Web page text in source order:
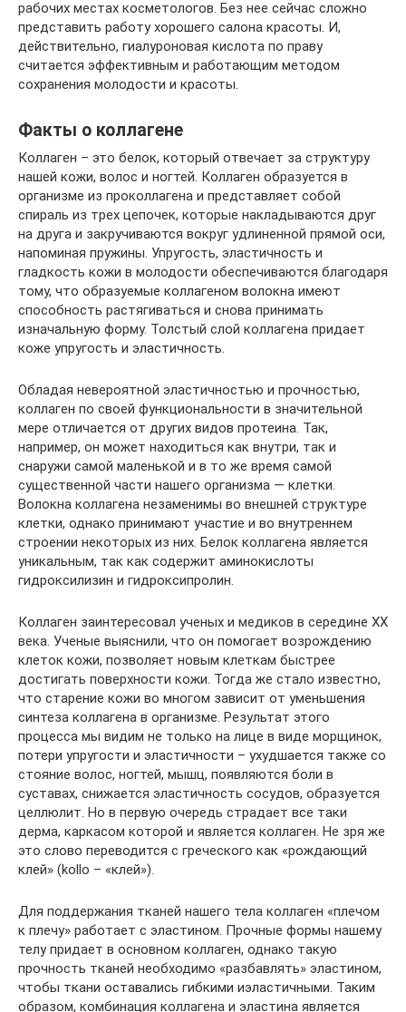
рабочих местах косметологов. Без нее сейчас сложно
представить работу хорошего салона красоты. И,
действительно, гиалуроновая кислота по праву
считается эффективным и работающим методом
сохранения молодости и красоты.
Факты о коллагене
Коллаген – это белок, который отвечает за структуру
нашей кожи, волос и ногтей. Коллаген образуется в
организме из проколлагена и представляет собой
спираль из трех цепочек, которые накладываются друг
на друга и закручиваются вокруг удлиненной прямой оси,
напоминая пружины. Упругость, эластичность и
гладкость кожи в молодости обеспечиваются благодаря
тому, что образуемые коллагеном волокна имеют
способность растягиваться и снова принимать
изначальную форму. Толстый слой коллагена придает
коже упругость и эластичность.
Обладая невероятной эластичностью и прочностью,
коллаген по своей функциональности в значительной
мере отличается от других видов протеина. Так,
например, он может находиться как внутри, так и
снаружи самой маленькой и в то же время самой
существенной части нашего организма — клетки.
Волокна коллагена незаменимы во внешней структуре
клетки, однако принимают участие и во внутреннем
строении некоторых из них. Белок коллагена является
уникальным, так как содержит аминокислоты
гидроксилизин и гидроксипролин.
Коллаген заинтересовал ученых и медиков в середине XX
века. Ученые выяснили, что он помогает возрождению
клеток кожи, позволяет новым клеткам быстрее
достигать поверхности кожи. Тогда же стало известно,
что старение кожи во многом зависит от уменьшения
синтеза коллагена в организме. Результат этого
процесса мы видим не только на лице в виде морщинок,
потери упругости и эластичности – ухудшается также со
стояние волос, ногтей, мышц, появляются боли в
суставах, снижается эластичность сосудов, образуется
целлюлит. Но в первую очередь страдает все таки
дерма, каркасом которой и является коллаген. Не зря же
это слово переводится с греческого как «рождающий
клей» (kоllо – «клей»).
Для поддержания тканей нашего тела коллаген «плечом
к плечу» работает с эластином. Прочные формы нашему
телу придает в основном коллаген, однако такую
прочность тканей необходимо «разбавлять» эластином,
чтобы ткани оставались гибкими иэластичными. Таким
образом, комбинация коллагена и эластина является